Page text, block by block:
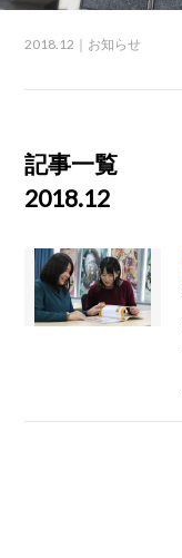
2018.12 ｜お知らせ
記事一覧
2018.12